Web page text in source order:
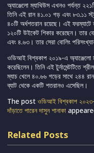
অ্যাঞ্জেলো ম্যাথিউস এখনও পর্যন্ত
তিনি এই রান ৪১.০১ গড় এবং ৮৩.১১
৪০টি অর্ধশতরান রয়েছে। এই
১২০টি উইকেট শিকার করেছেন। তার
এবং ৪.৬৩। তার সেরা বোলিং
ওডিআই বিশ্বকাপ ২০১৯-এ অ্যাঞ্জেলো
করেছিলেন। তিনি এই টুর্নামেন্টটিতে
ম্যাচ খেলে ৪০.৬৬ গড়ের সাথে ২৪৪
ব্যাট থেকে একটি শতরানও এসেছিল।
The post ওডিআই বিশ্বকাপ
দাঁড়াতে পারেন দাসুন শানাকা
Related Posts